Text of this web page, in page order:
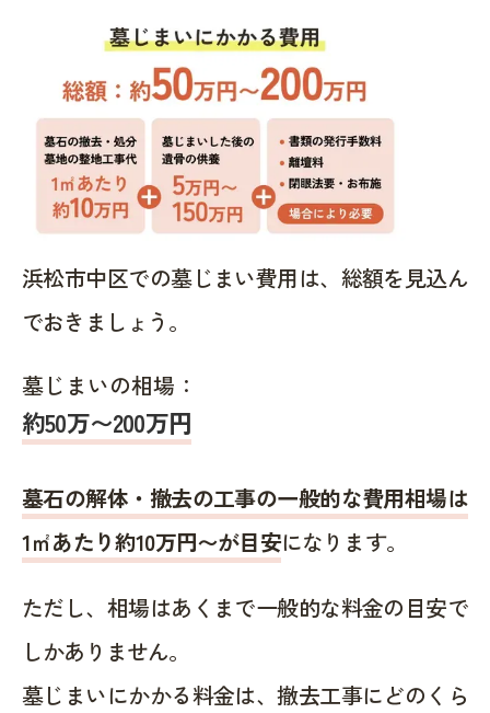
浜松市中区での墓じまい費用は、総額を見込ん
でおきましょう。
墓じまいの相場：
約50万〜200万円
墓石の解体・撤去の工事の一般的な費用相場は
1㎡あたり約10万円〜が目安になります。
ただし、相場はあくまで一般的な料金の目安で
しかありません。
墓じまいにかかる料金は、撤去工事にどのくら